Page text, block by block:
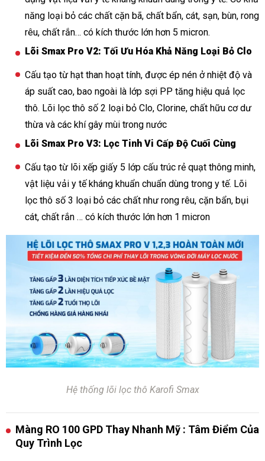
năng loại bỏ các chất cặn bã, chất bẩn, cát, sạn, bùn, rong
rêu, chất rắn… có kích thước lớn hơn 5 micron.
Lõi Smax Pro V2: Tối Ưu Hóa Khả Năng Loại Bỏ Clo
Cấu tạo từ hạt than hoạt tính, được ép nén ở nhiệt độ và
áp suất cao, bao ngoài là lớp sợi PP tăng hiệu quả lọc
thô. Lõi lọc thô số 2 loại bỏ Clo, Clorine, chất hữu cơ dư
thừa và các khí gây mùi trong nước
Lõi Smax Pro V3: Lọc Tinh Vi Cấp Độ Cuối Cùng
Cấu tạo từ lõi xếp giấy 5 lớp cấu trúc rẻ quạt thông minh,
vật liệu vải y tế kháng khuẩn chuẩn dùng trong y tế. Lõi
lọc thô số 3 loại bỏ các chất như rong rêu, cặn bẩn, bụi
cát, chất rắn … có kích thước lớn hơn 1 micron
Hệ thống lõi lọc thô Karofi Smax
Màng RO 100 GPD Thay Nhanh Mỹ : Tâm Điểm Của
Quy Trình Lọc